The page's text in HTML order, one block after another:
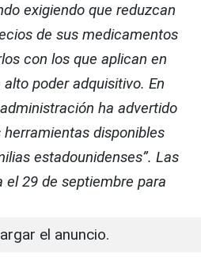
exigiendo que reduzcan
de sus medicamentos
con los que aplican en
poder adquisitivo. En
ha advertido
disponibles
estadounidenses”. Las
29 de septiembre para
el anuncio.